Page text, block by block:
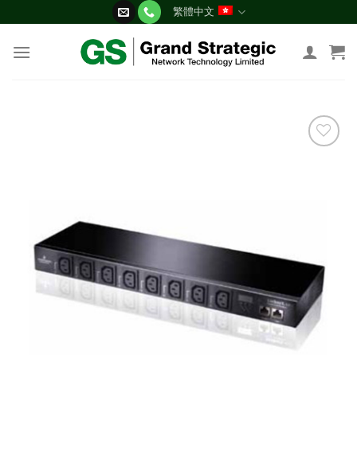
content
繁體中文